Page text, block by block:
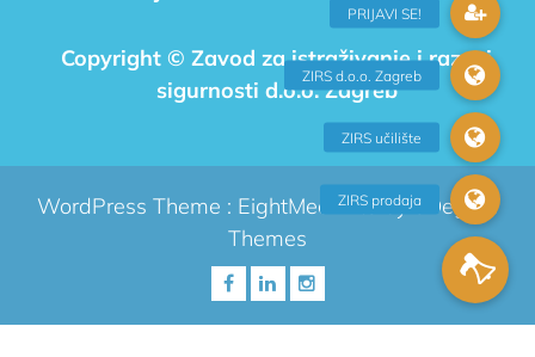
Copyright © Zavod za istraživanje i razvoj
sigurnosti d.o.o. Zagreb
WordPress Theme : EightMedi Liteby 8Degree
Themes